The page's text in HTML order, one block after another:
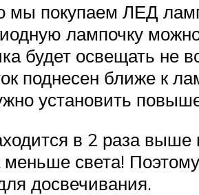
мы покупаем ЛЕД
лампочку
будет освещать не
поднесен ближе к
установить
в 2 раза
меньше света!
досвечивания.